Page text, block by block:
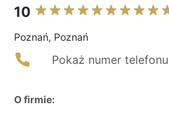
10
Poznań, Poznań
Pokaż numer telefonu
O firmie: